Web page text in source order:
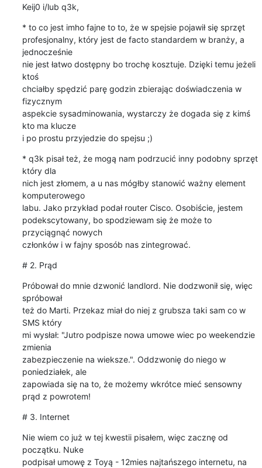
Keij0 i/lub q3k,
* to co jest imho fajne to to, że w spejsie pojawił się sprzęt
profesjonalny, który jest de facto standardem w branży, a
jednocześnie
nie jest łatwo dostępny bo trochę kosztuje. Dzięki temu jeżeli
ktoś
chciałby spędzić parę godzin zbierając doświadczenia w
fizycznym
aspekcie sysadminowania, wystarczy że dogada się z kimś
kto ma klucze
i po prostu przyjedzie do spejsu ;)
* q3k pisał też, że mogą nam podrzucić inny podobny sprzęt
który dla
nich jest złomem, a u nas mógłby stanowić ważny element
komputerowego
labu. Jako przykład podał router Cisco. Osobiście, jestem
podekscytowany, bo spodziewam się że może to
przyciągnąć nowych
członków i w fajny sposób nas zintegrować.
# 2. Prąd
Próbował do mnie dzwonić landlord. Nie dodzwonił się, więc
spróbował
też do Marti. Przekaz miał do niej z grubsza taki sam co w
SMS który
mi wysłał: "Jutro podpisze nowa umowe wiec po weekendzie
zmienia
zabezpieczenie na wieksze.". Oddzwonię do niego w
poniedziałek, ale
zapowiada się na to, że możemy wkrótce mieć sensowny
prąd z powrotem!
# 3. Internet
Nie wiem co już w tej kwestii pisałem, więc zacznę od
początku. Nuke
podpisał umowę z Toyą - 12mies najtańszego internetu, na